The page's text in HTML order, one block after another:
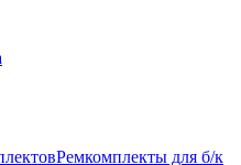
Ремкомплекты для б/к